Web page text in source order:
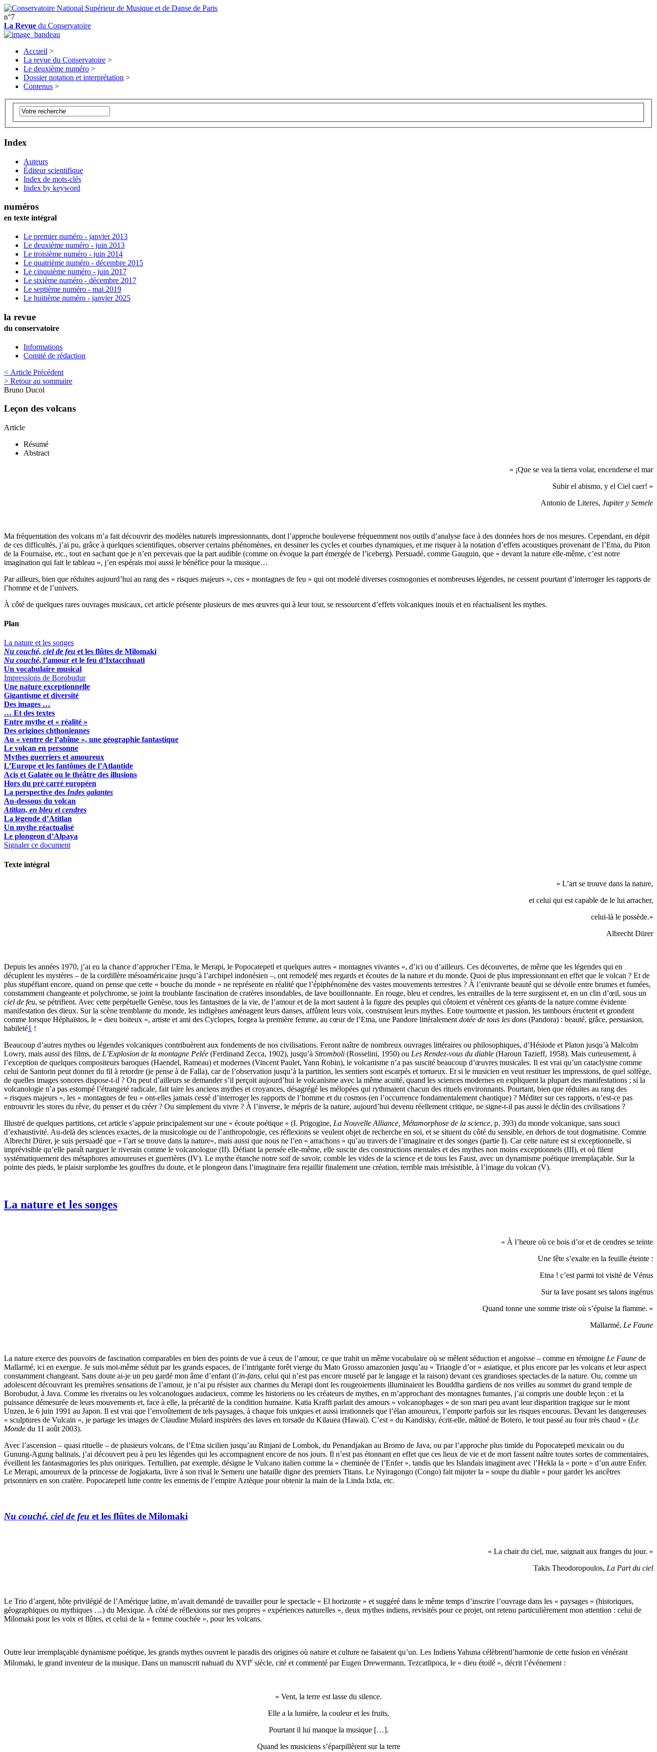
n°7
La Revue du Conservatoire
Accueil >
La revue du Conservatoire >
Le deuxième numéro >
Dossier notation et interprétation >
Contenus >
Index
Auteurs
Éditeur scientifique
Index de mots-clés
Index by keyword
numéros
en texte intégral
Le premier numéro - janvier 2013
Le deuxième numéro - juin 2013
Le troisième numéro - juin 2014
Le quatrième numéro - décembre 2015
Le cinquième numéro - juin 2017
Le sixième numéro - décembre 2017
Le septième numéro - mai 2019
Le huitième numéro - janvier 2025
la revue
du conservatoire
Informations
Comité de rédaction
< Article Précédent
> Retour au sommaire
Bruno Ducol
Leçon des volcans
Article
Résumé
Abstract
« ¡Que se vea la tierra volar, encenderse el mar
Subir el abismo, y el Ciel caer! »
Antonio de Literes, Jupiter y Semele
Ma fréquentation des volcans m’a fait découvrir des modèles naturels impressionnants, dont l’approche bouleverse fréquemment nos outils d’analyse face à des données hors de nos mesures. Cependant, en dépit
de ces difficultés, j’ai pu, grâce à quelques scientifiques, observer certains phénomènes, en dessiner les cycles et courbes dynamiques, et me risquer à la notation d’effets acoustiques provenant de l’Etna, du Piton
de la Fournaise, etc., tout en sachant que je n’en percevais que la part audible (comme on évoque la part émergée de l’iceberg). Persuadé, comme Gauguin, que « devant la nature elle-même, c’est notre
imagination qui fait le tableau », j’en espérais moi aussi le bénéfice pour la musique…
Par ailleurs, bien que réduites aujourd’hui au rang des « risques majeurs », ces « montagnes de feu » qui ont modelé diverses cosmogonies et nombreuses légendes, ne cessent pourtant d’interroger les rapports de
l’homme et de l’univers.
À côté de quelques rares ouvrages musicaux, cet article présente plusieurs de mes œuvres qui à leur tour, se ressourcent d’effets volcaniques inouïs et en réactualisent les mythes.
Plan
La nature et les songes
Nu couché, ciel de feu et les flûtes de Milomaki
Nu couché, l’amour et le feu d’Ixtaccíhuatl
Un vocabulaire musical
Impressions de Borobudur
Une nature exceptionnelle
Gigantisme et diversité
Des images …
… Et des textes
Entre mythe et « réalité »
Des origines chthoniennes
Au « ventre de l’abîme », une géographie fantastique
Le volcan en personne
Mythes guerriers et amoureux
L’Europe et les fantômes de l’Atlantide
Acis et Galatée ou le théâtre des illusions
Hors du pré carré européen
La perspective des Indes galantes
Au-dessous du volcan
Atitlan, en bleu et cendres
La légende d’Atitlan
Un mythe réactualisé
Le plongeon d’Alpaya
Signaler ce document
Texte intégral
« L’art se trouve dans la nature,
et celui qui est capable de le lui arracher,
celui-là le possède.»
Albrecht Dürer
Depuis les années 1970, j’ai eu la chance d’approcher l’Etna, le Merapi, le Popocatepetl et quelques autres « montagnes vivantes », d’ici ou d’ailleurs. Ces découvertes, de même que les légendes qui en
décuplent les mystères – de la cordillère mésoaméricaine jusqu’à l’archipel indonésien –, ont remodelé mes regards et écoutes de la nature et du monde. Quoi de plus impressionnant en effet que le volcan ? Et de
plus stupéfiant encore, quand on pense que cette « bouche du monde » ne représente en réalité que l’épiphénomène des vastes mouvements terrestres ? À l’enivrante beauté qui se dévoile entre brumes et fumées,
constamment changeante et polychrome, se joint la troublante fascination de cratères insondables, de lave bouillonnante. En rouge, bleu et cendres, les entrailles de la terre surgissent et, en un clin d’œil, sous un
ciel de feu, se pétrifient. Avec cette perpétuelle Genèse, tous les fantasmes de la vie, de l’amour et de la mort sautent à la figure des peuples qui côtoient et vénèrent ces géants de la nature comme évidente
manifestation des dieux. Sur la scène tremblante du monde, les indigènes aménagent leurs danses, affûtent leurs voix, construisent leurs mythes. Entre tourmente et passion, les tambours éructent et grondent
comme lorsque Héphaïstos, le « dieu boiteux », artiste et ami des Cyclopes, forgea la première femme, au cœur de l’Etna, une Pandore littéralement dotée de tous les dons (Pandora) : beauté, grâce, persuasion,
habileté1 !
Beaucoup d’autres mythes ou légendes volcaniques contribuèrent aux fondements de nos civilisations. Feront naître de nombreux ouvrages littéraires ou philosophiques, d’Hésiode et Platon jusqu’à Malcolm
Lowry, mais aussi des films, de L’Explosion de la montagne Pelée (Ferdinand Zecca, 1902), jusqu’à Stromboli (Rosselini, 1950) ou Les Rendez-vous du diable (Haroun Tazieff, 1958). Mais curieusement, à
l’exception de quelques compositeurs baroques (Haendel, Rameau) et modernes (Vincent Paulet, Yann Robin), le volcanisme n’a pas suscité beaucoup d’œuvres musicales. Il est vrai qu’un cataclysme comme
celui de Santorin peut donner du fil à retordre (je pense à de Falla), car de l’observation jusqu’à la partition, les sentiers sont escarpés et tortueux. Et si le musicien en veut restituer les impressions, de quel solfège,
de quelles images sonores dispose-t-il ? On peut d’ailleurs se demander s’il perçoit aujourd’hui le volcanisme avec la même acuité, quand les sciences modernes en expliquent la plupart des manifestations ; si la
volcanologie n’a pas estompé l’étrangeté radicale, fait taire les anciens mythes et croyances, désagrégé les mélopées qui rythmaient chacun des rituels environnants. Pourtant, bien que réduites au rang des
« risques majeurs », les « montagnes de feu » ont-elles jamais cessé d’interroger les rapports de l’homme et du cosmos (en l’occurrence fondamentalement chaotique) ? Méditer sur ces rapports, n’est-ce pas
entrouvrir les stores du rêve, du penser et du créer ? Ou simplement du vivre ? À l’inverse, le mépris de la nature, aujourd’hui devenu réellement critique, ne signe-t-il pas aussi le déclin des civilisations ?
Illustré de quelques partitions, cet article s’appuie principalement sur une « écoute poétique » (I. Prigogine, La Nouvelle Alliance, Métamorphose de la science, p. 393) du monde volcanique, sans souci
d’exhaustivité. Au-delà des sciences exactes, de la musicologie ou de l’anthropologie, ces réflexions se veulent objet de recherche en soi, et se situent du côté du sensible, en dehors de tout dogmatisme. Comme
Albrecht Dürer, je suis persuadé que « l’art se trouve dans la nature», mais aussi que nous ne l’en « arrachons » qu’au travers de l’imaginaire et des songes (partie I). Car cette nature est si exceptionnelle, si
imprévisible qu’elle paraît narguer le riverain comme le volcanologue (II). Défiant la pensée elle-même, elle suscite des constructions mentales et des mythes non moins exceptionnels (III), et où filent
systématiquement des métaphores amoureuses et guerrières (IV). Le mythe étanche notre soif de savoir, comble les vides de la science et de tous les Faust, avec un dynamisme poétique irremplaçable. Sur la
pointe des pieds, le plaisir surplombe les gouffres du doute, et le plongeon dans l’imaginaire fera rejaillir finalement une création, terrible mais irrésistible, à l’image du volcan (V).
La nature et les songes
« À l’heure où ce bois d’or et de cendres se teinte
Une fête s’exalte en la feuille éteinte :
Etna ! c’est parmi toi visité de Vénus
Sur ta lave posant ses talons ingénus
Quand tonne une somme triste où s’épuise la flamme. »
Mallarmé, Le Faune
La nature exerce des pouvoirs de fascination comparables en bien des points de vue à ceux de l’amour, ce que trahit un même vocabulaire où se mêlent séduction et angoisse – comme en témoigne Le Faune de
Mallarmé, ici en exergue. Je suis moi-même séduit par les grands espaces, de l’intrigante forêt vierge du Mato Grosso amazonien jusqu’au « Triangle d’or » asiatique, et plus encore par les volcans et leur aspect
constamment changeant. Sans doute ai-je un peu gardé mon âme d’enfant (l’in-fans, celui qui n’est pas encore muselé par le langage et la raison) devant ces grandioses spectacles de la nature. Ou, comme un
adolescent découvrant les premières sensations de l’amour, je n’ai pu résister aux charmes du Merapi dont les rougeoiements illuminaient les Bouddha gardiens de nos veilles au sommet du grand temple de
Borobudur, à Java. Comme les riverains ou les volcanologues audacieux, comme les historiens ou les créateurs de mythes, en m’approchant des montagnes fumantes, j’ai compris une double leçon : et la
puissance démesurée de leurs mouvements et, face à elle, la précarité de la condition humaine. Katia Krafft parlait des amours « volcanophages » de son mari peu avant leur disparition tragique sur le mont
Unzen, le 6 juin 1991 au Japon. Il est vrai que l’envoûtement de tels paysages, à chaque fois uniques et aussi irrationnels que l’élan amoureux, l’emporte parfois sur les risques encourus. Devant les dangereuses
« sculptures de Vulcain », je partage les images de Claudine Mulard inspirées des laves en torsade du Kilauea (Hawaï). C’est « du Kandisky, écrit-elle, mâtiné de Botero, le tout passé au four très chaud » (Le
Monde du 11 août 2003).
Avec l’ascension – quasi rituelle – de plusieurs volcans, de l’Etna sicilien jusqu’au Rinjani de Lombok, du Penandjakan au Bromo de Java, ou par l’approche plus timide du Popocatepetl mexicain ou du
Gunung-Agung balinais, j’ai découvert peu à peu les légendes qui les accompagnent encore de nos jours. Il n’est pas étonnant en effet que ces lieux de vie et de mort fassent naître toutes sortes de commentaires,
éveillent les fantasmagories les plus oniriques. Tertullien, par exemple, désigne le Vulcano italien comme la « cheminée de l’Enfer », tandis que les Islandais imaginent avec l’Hekla la « porte » d’un autre Enfer.
Le Merapi, amoureux de la princesse de Jogjakarta, livre à son rival le Semeru une bataille digne des premiers Titans. Le Nyiragongo (Congo) fait mijoter la « soupe du diable » pour garder les ancêtres
prisonniers en son cratère. Popocatepetl lutte contre les ennemis de l’empire Aztèque pour obtenir la main de la Linda Ixtla, etc.
Nu couché, ciel de feu et les flûtes de Milomaki
« La chair du ciel, nue, saignait aux franges du jour. »
Takis Theodoropoulos, La Part du ciel
Le Trio d’argent, hôte privilégié de l’Amérique latine, m’avait demandé de travailler pour le spectacle « El horizonte » et suggéré dans le même temps d’inscrire l’ouvrage dans les « paysages » (historiques,
géographiques ou mythiques …) du Mexique. À côté de réflexions sur mes propres « expériences naturelles », deux mythes indiens, revisités pour ce projet, ont retenu particulièrement mon attention : celui de
Milomaki pour les voix et flûtes, et celui de la « femme couchée », pour les volcans.
Outre leur irremplaçable dynamisme poétique, les grands mythes ouvrent le paradis des origines où nature et culture ne faisaient qu’un. Les Indiens Yahuna célèbrentl’harmonie de cette fusion en vénérant
Milomaki, le grand inventeur de la musique. Dans un manuscrit nahuatl du XVIe siècle, cité et commenté par Eugen Drewermann, Tezcatlipoca, le « dieu étoilé », décrit l’événement :
« Vent, la terre est lasse du silence.
Elle a la lumière, la couleur et les fruits,
Pourtant il lui manque la musique […].
Quand les musiciens s’éparpillèrent sur la terre